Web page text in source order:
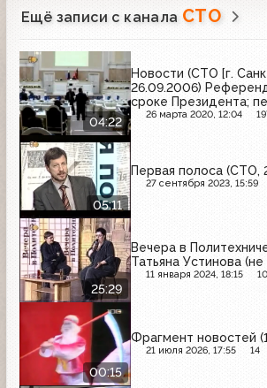
Ещё записи с канала СТО
04:22
Новости (СТО [г.
26.09.2006)
сроке Президента;
останков
26 марта 2020, 12:04
05:11
Первая полоса (СТО,
27 сентября 2023, 15:59
25:29
Вечера в
Татьяна Устинова (не
11 января 2024, 18:15
00:15
Фрагмент новостей
21 июля 2026, 17:55 14